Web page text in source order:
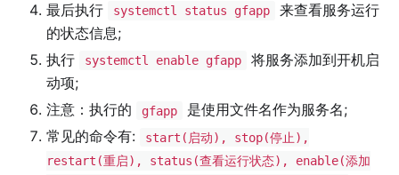
最后执行
systemctl status gfapp
来查看服务运行
的状态信息;
执行
systemctl enable gfapp
将服务添加到开机启
动项;
注意：执行的
gfapp
是使用文件名作为服务名;
常见的命令有:
start(启动), stop(停止),
restart(重启), status(查看运行状态), enable(添加